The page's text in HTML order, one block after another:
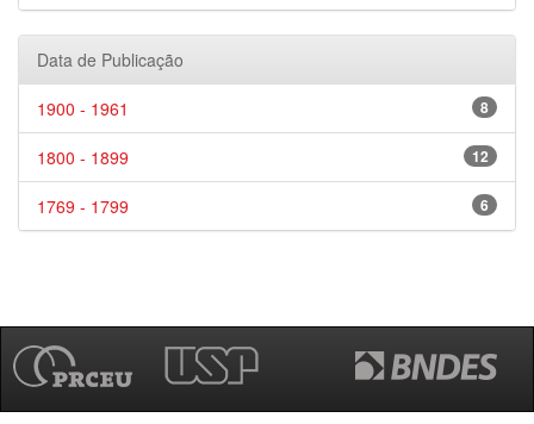
Data de Publicação
8
1900 - 1961
12
1800 - 1899
6
1769 - 1799